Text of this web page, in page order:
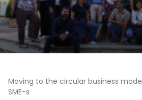
Moving to the circular business
SME-s